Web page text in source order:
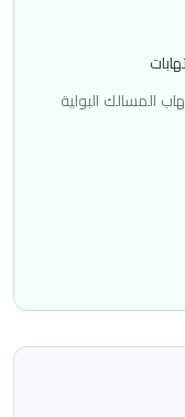
المسالك البولية